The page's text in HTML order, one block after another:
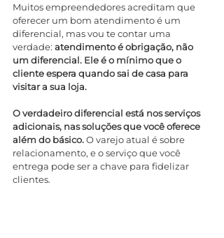
Muitos empreendedores acreditam que
oferecer um bom atendimento é um
diferencial, mas vou te contar uma
verdade: atendimento é obrigação, não
um diferencial. Ele é o mínimo que o
cliente espera quando sai de casa para
visitar a sua loja.
O verdadeiro diferencial está nos serviços
adicionais, nas soluções que você oferece
além do básico. O varejo atual é sobre
relacionamento, e o serviço que você
entrega pode ser a chave para fidelizar
clientes.